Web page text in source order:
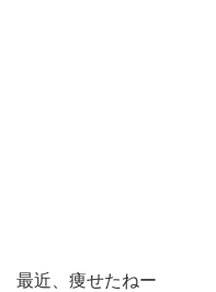
最近、痩せたねー